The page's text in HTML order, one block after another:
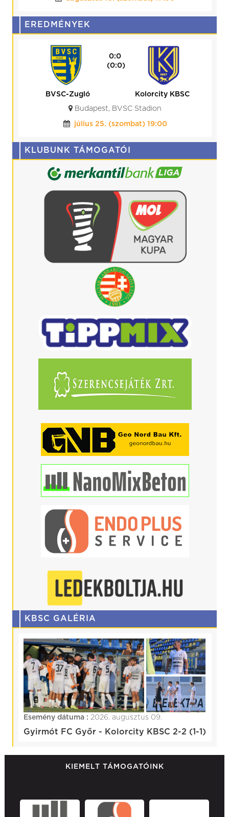
EREDMÉNYEK
0:0
(0:0)
BVSC-Zugló
Kolorcity KBSC
Budapest, BVSC Stadion
július 25. (szombat) 19:00
KLUBUNK TÁMOGATÓI
KBSC GALÉRIA
Esemény dátuma : 2026. augusztus 09.
Gyirmót FC Győr - Kolorcity KBSC 2-2 (1-1)
KIEMELT TÁMOGATÓINK